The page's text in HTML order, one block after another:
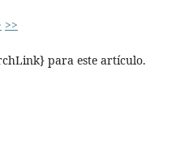
>>
para este artículo.